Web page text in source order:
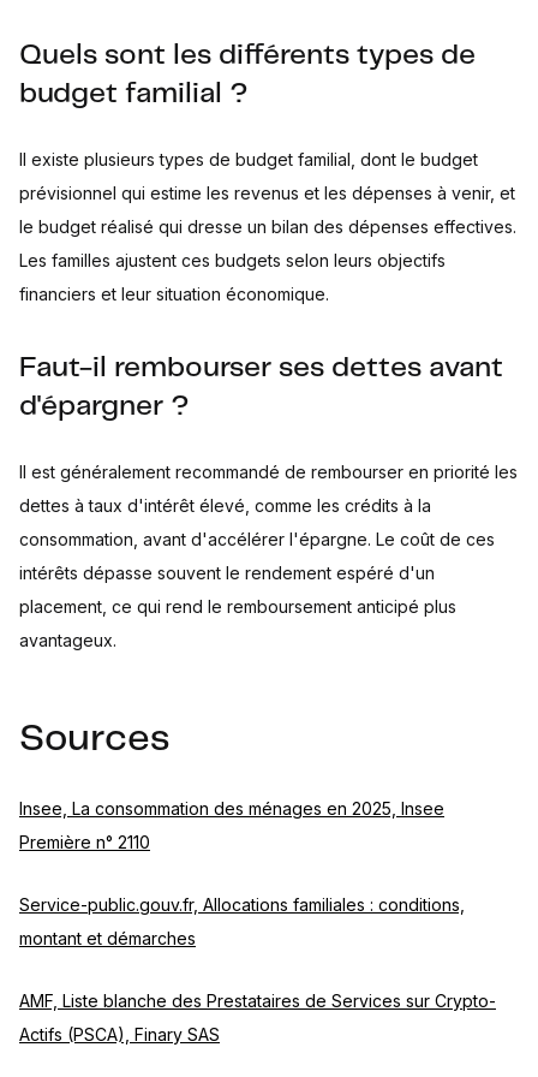
Quels sont les différents types de
budget familial ?
Il existe plusieurs types de budget familial, dont le budget
prévisionnel qui estime les revenus et les dépenses à venir, et
le budget réalisé qui dresse un bilan des dépenses effectives.
Les familles ajustent ces budgets selon leurs objectifs
financiers et leur situation économique.
Faut-il rembourser ses dettes avant
d'épargner ?
Il est généralement recommandé de rembourser en priorité les
dettes à taux d'intérêt élevé, comme les crédits à la
consommation, avant d'accélérer l'épargne. Le coût de ces
intérêts dépasse souvent le rendement espéré d'un
placement, ce qui rend le remboursement anticipé plus
avantageux.
Sources
Insee, La consommation des ménages en 2025, Insee
Première n° 2110
Service-public.gouv.fr, Allocations familiales : conditions,
montant et démarches
AMF, Liste blanche des Prestataires de Services sur Crypto-
Actifs (PSCA), Finary SAS